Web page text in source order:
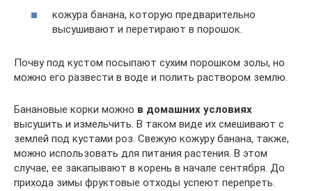
кожура банана, которую предварительно
высушивают и перетирают в порошок.
Почву под кустом посыпают сухим порошком золы, но
можно его развести в воде и полить раствором землю.
Банановые корки можно в домашних условиях
высушить и измельчить. В таком виде их смешивают с
землей под кустами роз. Свежую кожуру банана, также,
можно использовать для питания растения. В этом
случае, ее закапывают в корень в начале сентября. До
прихода зимы фруктовые отходы успеют перепреть.